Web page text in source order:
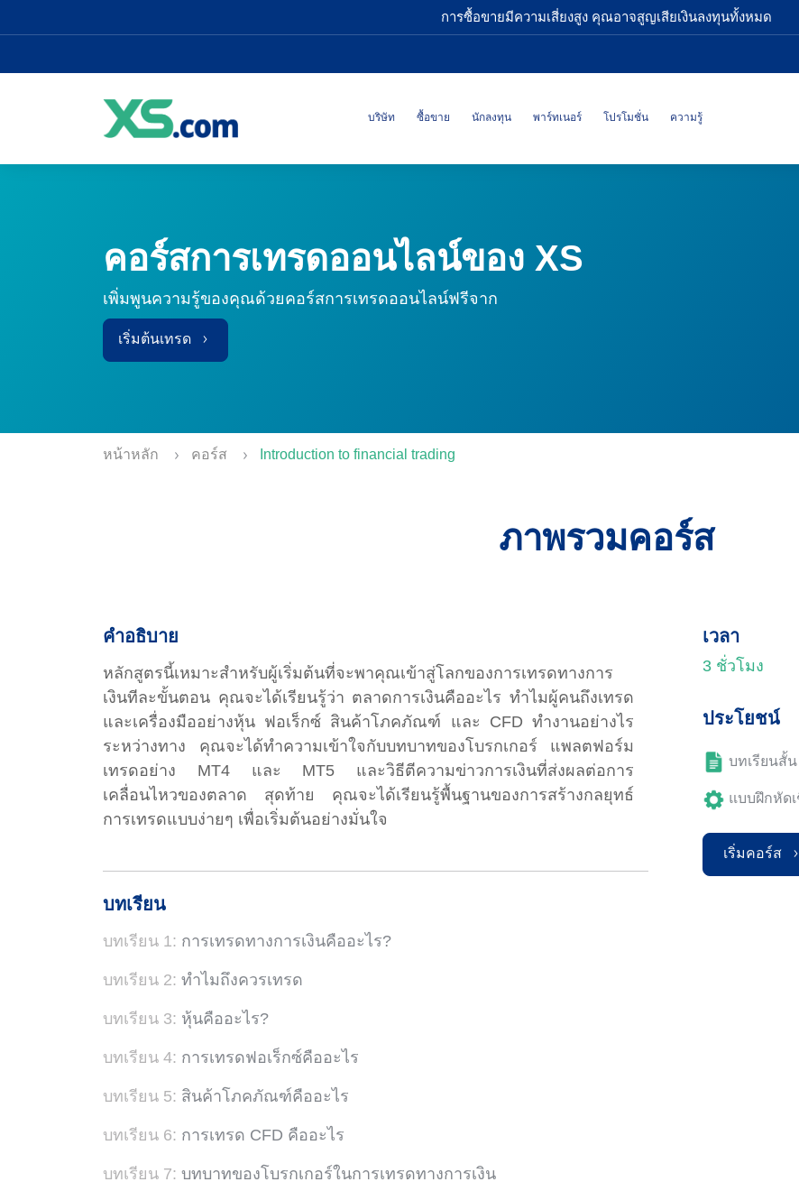
การซื้อขายมีความเสี่ยงสูง คุณอาจสูญเสียเงินลงทุนทั้งหมด
บริษัท ซื้อขาย นักลงทุน พาร์ทเนอร์ โปรโมชั่น ความรู้
คอร์สการเทรดออนไลน์ของ XS
เพิ่มพูนความรู้ของคุณด้วยคอร์สการเทรดออนไลน์ฟรีจาก
เริ่มต้นเทรด
หน้าหลัก คอร์ส Introduction to financial trading
ภาพรวมคอร์ส
คำอธิบาย
หลักสูตรนี้เหมาะสำหรับผู้เริ่มต้นที่จะพาคุณเข้าสู่โลกของการเทรดทางการ
เงินทีละขั้นตอน คุณจะได้เรียนรู้ว่า ตลาดการเงินคืออะไร ทำไมผู้คนถึงเทรด
และเครื่องมืออย่างหุ้น ฟอเร็กซ์ สินค้าโภคภัณฑ์ และ CFD ทำงานอย่างไร
ระหว่างทาง คุณจะได้ทำความเข้าใจกับบทบาทของโบรกเกอร์ แพลตฟอร์ม
เทรดอย่าง MT4 และ MT5 และวิธีตีความข่าวการเงินที่ส่งผลต่อการ
เคลื่อนไหวของตลาด สุดท้าย คุณจะได้เรียนรู้พื้นฐานของการสร้างกลยุทธ์
การเทรดแบบง่ายๆ เพื่อเริ่มต้นอย่างมั่นใจ
บทเรียน
บทเรียน 1: การเทรดทางการเงินคืออะไร?
บทเรียน 2: ทำไมถึงควรเทรด
บทเรียน 3: หุ้นคืออะไร?
บทเรียน 4: การเทรดฟอเร็กซ์คืออะไร
บทเรียน 5: สินค้าโภคภัณฑ์คืออะไร
บทเรียน 6: การเทรด CFD คืออะไร
บทเรียน 7: บทบาทของโบรกเกอร์ในการเทรดทางการเงิน
เวลา
3 ชั่วโมง
ประโยชน์
บทเรียนสั้น
แบบฝึกหัด
เริ่มคอร์ส